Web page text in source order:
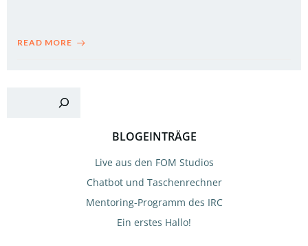
READ MORE
BLOGEINTRÄGE
Live aus den FOM Studios
Chatbot und Taschenrechner
Mentoring-Programm des IRC
Ein erstes Hallo!